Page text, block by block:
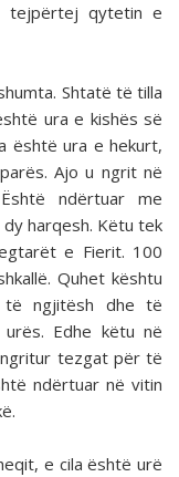
tejpërtej qytetin e
Shtatë të tilla
ura e kishës së
është ura e hekurt,
Ajo u ngrit në
ndërtuar me
harqesh. Këtu tek
e Fierit. 100
Quhet kështu
ngjitësh dhe të
Edhe këtu në
tezgat për të
ndërtuar në vitin
e cila është urë